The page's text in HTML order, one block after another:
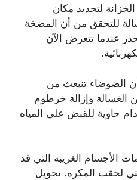
الخزانة لتحديد مكان
للتحقق من أن المضخة
عندما تتعرض الآن
الضوضاء تنبعث من
وإزالة خرطوم
حاوية للقبض على المياه
الأجسام الغريبة التي قد
لحقت المكره. تحويل